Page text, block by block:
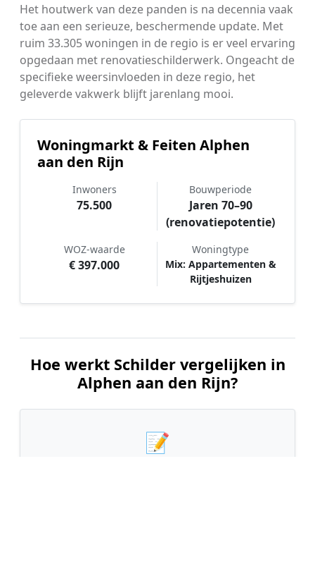
Het houtwerk van deze panden is na decennia vaak
toe aan een serieuze, beschermende update. Met
ruim 33.305 woningen in de regio is er veel ervaring
opgedaan met renovatieschilderwerk. Ongeacht de
specifieke weersinvloeden in deze regio, het
geleverde vakwerk blijft jarenlang mooi.
Woningmarkt & Feiten Alphen
aan den Rijn
Inwoners
75.500
Bouwperiode
Jaren 70–90
(renovatiepotentie)
WOZ-waarde
€ 397.000
Woningtype
Mix: Appartementen &
Rijtjeshuizen
Hoe werkt Schilder vergelijken in
Alphen aan den Rijn?
📝